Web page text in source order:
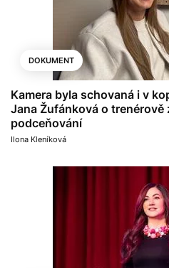
DOKUMENT
Kamera byla schovaná i v
Jana Žufánková o trenérově
podceňování
Ilona Kleníková